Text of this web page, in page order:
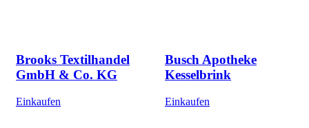
Brooks Textilhandel
GmbH & Co. KG
Einkaufen
Busch Apotheke
Kesselbrink
Einkaufen